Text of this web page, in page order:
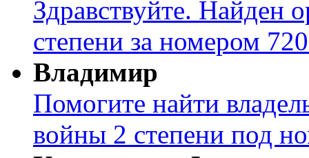
Здравствуйте. Найден
степени за номером
Владимир
Помогите найти
войны 2 степени под